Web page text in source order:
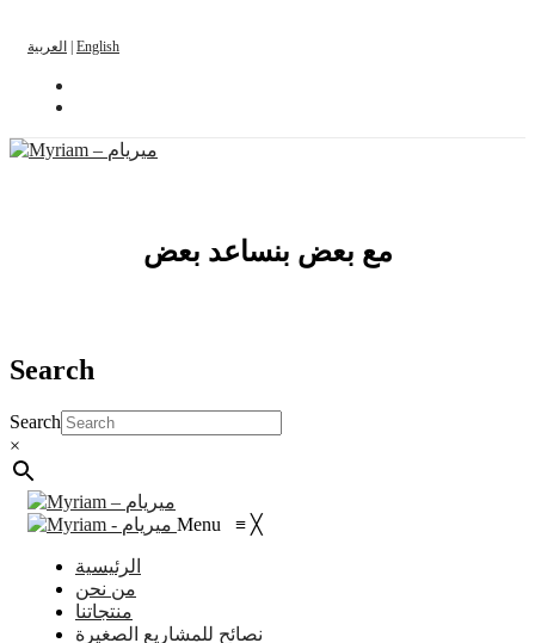
العربية English
مع بعض بنساعد بعض
Search
Search
×
Menu ≡ ╳
الرئيسية
من نحن
منتجاتنا
نصائح للمشاريع الصغيرة